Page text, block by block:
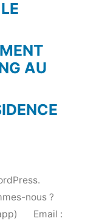
AU
nous ?
Email :